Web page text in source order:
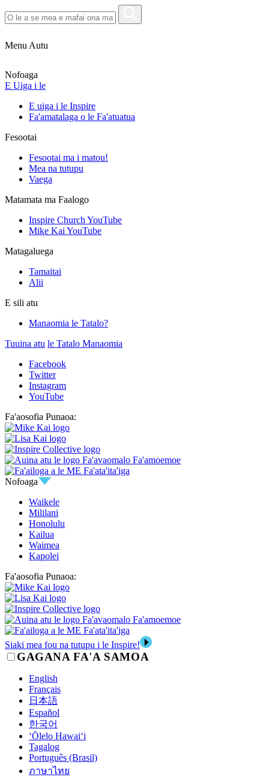
Menu Autu
Nofoaga
E Uiga i le
E uiga i le Inspire
Fa'amatalaga o le Fa'atuatua
Fesootai
Fesootai ma i matou!
Mea na tutupu
Vaega
Matamata ma Faalogo
Inspire Church YouTube
Mike Kai YouTube
Matagaluega
Tamaitai
Alii
E sili atu
Manaomia le Tatalo?
Tuuina atu le Tatalo Manaomia
Facebook
Twitter
Instagram
YouTube
Fa'aosofia Punaoa:
Nofoaga
Waikele
Mililani
Honolulu
Kailua
Waimea
Kapolei
Fa'aosofia Punaoa:
Siaki mea fou na tutupu i le Inspire!
GAGANA FA'A SAMOA
English
Français
日本語
Español
한국어
‘Ōlelo Hawai‘i
Tagalog
Português (Brasil)
ภาษาไทย